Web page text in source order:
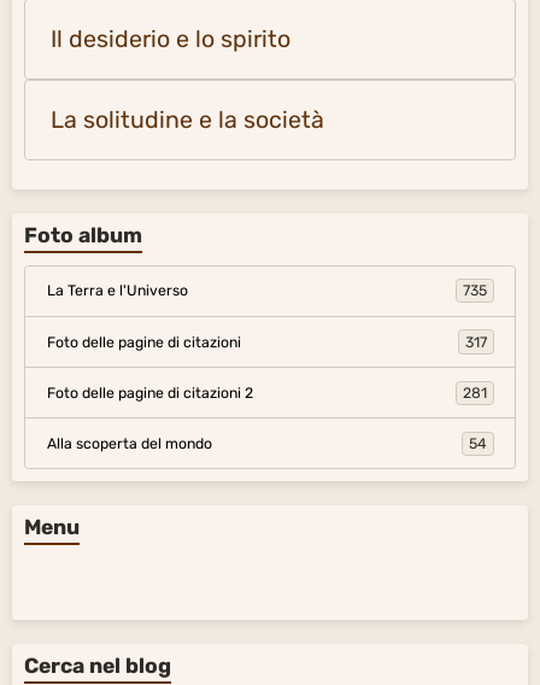
Il desiderio e lo spirito
La solitudine e la società
Foto album
La Terra e l'Universo 735
Foto delle pagine di citazioni 317
Foto delle pagine di citazioni 2 281
Alla scoperta del mondo 54
Menu
Cerca nel blog